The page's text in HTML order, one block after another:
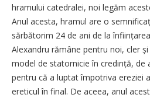
hramului catedralei, noi legăm
Anul acesta, hramul are o
sărbătorim 24 de ani de la
Alexandru rămâne pentru noi, cler
model de statornicie în credință, de
pentru că a luptat împotriva ereziei
ereticul în final. De aceea, anul